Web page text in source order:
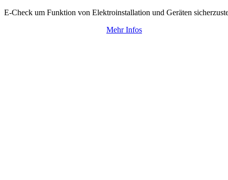
E-Check um Funktion von Elektroinstallation und Geräten
Mehr Infos